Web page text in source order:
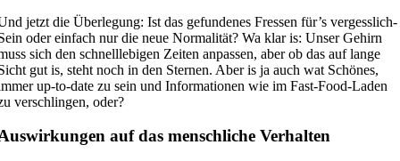
jetzt die Überlegung: Ist das gefundenes Fressen für’s vergesslich-
oder einfach nur die neue Normalität? Wa klar is: Unser Gehirn
sich den schnelllebigen Zeiten anpassen, aber ob das auf lange
gut is, steht noch in den Sternen. Aber is ja auch wat Schönes,
up-to-date zu sein und Informationen wie im Fast-Food-Laden
verschlingen, oder?
auf das menschliche Verhalten